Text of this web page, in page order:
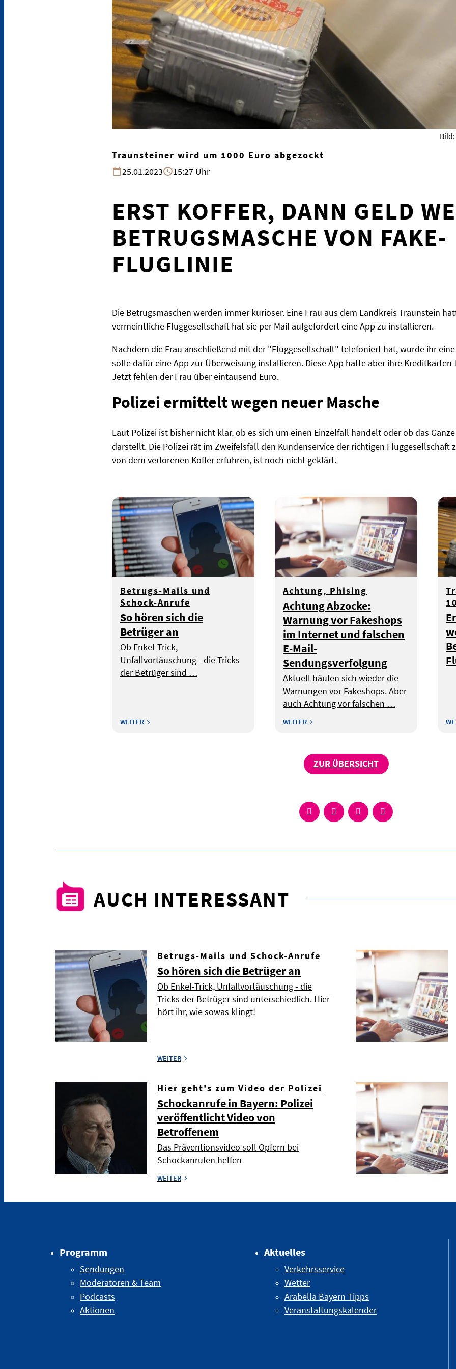
Traunsteiner wird um 1000 Euro abgezockt
25.01.2023
15:27 Uhr
ERST KOFFER, DANN GELD
BETRUGSMASCHE VON FAKE-
FLUGLINIE
Die Betrugsmaschen werden immer kurioser. Eine Frau aus dem Landkreis Traunstein
vermeintliche Fluggesellschaft hat sie per Mail aufgefordert eine App zu installieren.
Nachdem die Frau anschließend mit der "Fluggesellschaft" telefoniert hat, wurde ihr
solle dafür eine App zur Überweisung installieren. Diese App hatte aber ihre
Jetzt fehlen der Frau über eintausend Euro.
Polizei ermittelt wegen neuer Masche
Laut Polizei ist bisher nicht klar, ob es sich um einen Einzelfall handelt oder ob das
darstellt. Die Polizei rät im Zweifelsfall den Kundenservice der richtigen Fluggesellschaft
von dem verlorenen Koffer erfuhren, ist noch nicht geklärt.
Betrugs-Mails und
Schock-Anrufe
So hören sich die
Betrüger an
Ob Enkel-Trick,
Unfallvortäuschung - die Tricks
der Betrüger sind …
WEITER
Achtung, Phising
Achtung Abzocke:
Warnung vor Fakeshops
im Internet und falschen
E-Mail-
Sendungsverfolgung
Aktuell häufen sich wieder die
Warnungen vor Fakeshops. Aber
auch Achtung vor falschen …
WEITER
ZUR ÜBERSICHT
AUCH INTERESSANT
Betrugs-Mails und Schock-Anrufe
So hören sich die Betrüger an
Ob Enkel-Trick, Unfallvortäuschung - die
Tricks der Betrüger sind unterschiedlich. Hier
hört ihr, wie sowas klingt!
WEITER
Hier geht's zum Video der Polizei
Schockanrufe in Bayern: Polizei
veröffentlicht Video von
Betroffenem
Das Präventionsvideo soll Opfern bei
Schockanrufen helfen
WEITER
Programm
Sendungen
Moderatoren & Team
Podcasts
Aktionen
Aktuelles
Verkehrsservice
Wetter
Arabella Bayern Tipps
Veranstaltungskalender